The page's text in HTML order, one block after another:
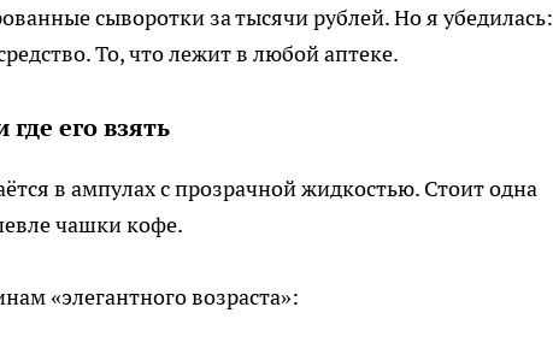
сыворотки за тысячи рублей. Но я убедилась:
То, что лежит в любой аптеке.
его взять
в ампулах с прозрачной жидкостью. Стоит одна
чашки кофе.
«элегантного возраста»: